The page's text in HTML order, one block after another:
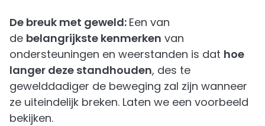
De breuk met geweld: Een van
de belangrijkste kenmerken van
ondersteuningen en weerstanden is dat hoe
langer deze standhouden, des te
gewelddadiger de beweging zal zijn wanneer
ze uiteindelijk breken. Laten we een voorbeeld
bekijken.